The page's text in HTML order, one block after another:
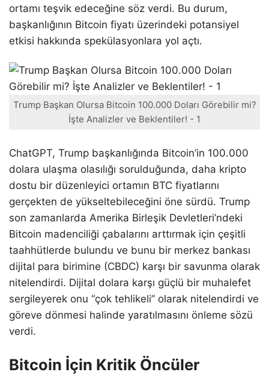
ortamı teşvik edeceğine söz verdi. Bu durum,
başkanlığının Bitcoin fiyatı üzerindeki potansiyel
etkisi hakkında spekülasyonlara yol açtı.
Trump Başkan Olursa Bitcoin 100.000 Doları Görebilir mi?
İşte Analizler ve Beklentiler! - 1
ChatGPT, Trump başkanlığında Bitcoin’in 100.000
dolara ulaşma olasılığı sorulduğunda, daha kripto
dostu bir düzenleyici ortamın BTC fiyatlarını
gerçekten de yükseltebileceğini öne sürdü. Trump
son zamanlarda Amerika Birleşik Devletleri’ndeki
Bitcoin madenciliği çabalarını arttırmak için çeşitli
taahhütlerde bulundu ve bunu bir merkez bankası
dijital para birimine (CBDC) karşı bir savunma olarak
nitelendirdi. Dijital dolara karşı güçlü bir muhalefet
sergileyerek onu “çok tehlikeli” olarak nitelendirdi ve
göreve dönmesi halinde yaratılmasını önleme sözü
verdi.
Bitcoin İçin Kritik Öncüler